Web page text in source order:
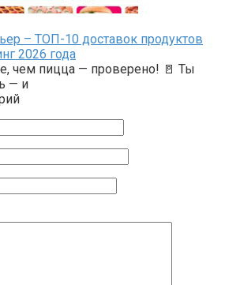
– ТОП-10 доставок продуктов
2026 года
чем пицца — проверено! 🚪 Ты
— и